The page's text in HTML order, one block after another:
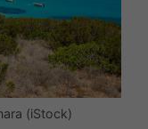
(iStock)